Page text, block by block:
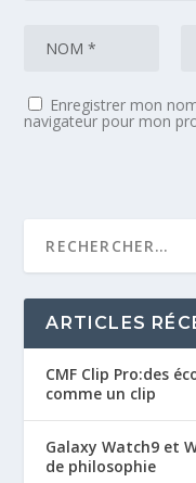
Enregistrer mon
navigateur pour mon
ARTICLES
CMF Clip Pro:des
comme un clip
Galaxy Watch9 et
de philosophie